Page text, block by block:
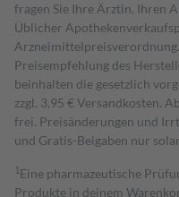
fragen Sie Ihre Ärztin, Ihren
Üblicher
Preisempfehlung des
beinhalten die gesetzlich
zzgl. 3,95 € Versandkosten.
frei. Preisänderungen und
und Gratis-Beigaben nur
1 Eine pharmazeutische
Produkte in deinem